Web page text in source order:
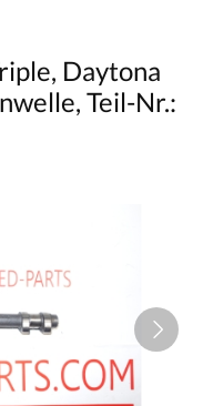
Daytona
Teil-Nr.: